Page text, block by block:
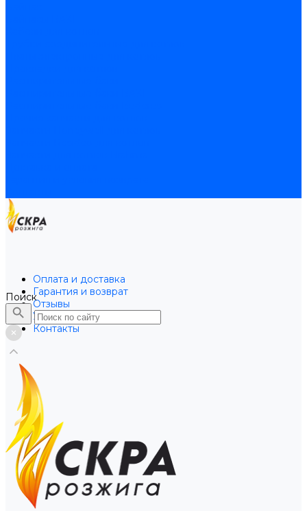
Оплата и доставка
Гарантия и возврат
Отзывы
Услуги
Контакты
Поиск